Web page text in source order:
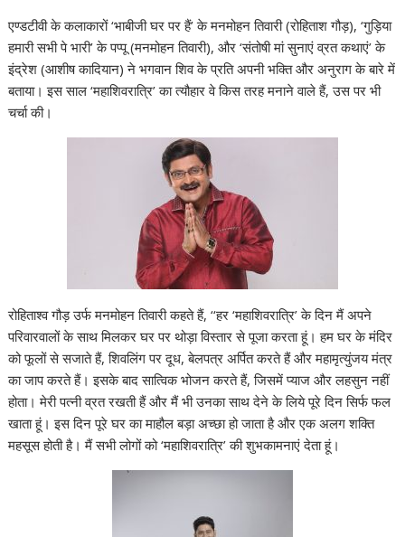
एण्डटीवी के कलाकारों ‘भाबीजी घर पर हैं’ के मनमोहन तिवारी (रोहिताश गौड़), ‘गुड़िया
हमारी सभी पे भारी’ के पप्पू (मनमोहन तिवारी), और ‘संतोषी मां सुनाएं व्रत कथाएं’ के
इंद्रेश (आशीष कादियान) ने भगवान शिव के प्रति अपनी भक्ति और अनुराग के बारे में
बताया। इस साल ‘महाशिवरात्रि’ का त्यौहार वे किस तरह मनाने वाले हैं, उस पर भी
चर्चा की।
रोहिताश्व गौड़ उर्फ मनमोहन तिवारी कहते हैं, ‘‘हर ‘महाशिवरात्रि’ के दिन मैं अपने
परिवारवालों के साथ मिलकर घर पर थोड़ा विस्तार से पूजा करता हूं। हम घर के मंदिर
को फूलों से सजाते हैं, शिवलिंग पर दूध, बेलपत्र अर्पित करते हैं और महामृत्युंजय मंत्र
का जाप करते हैं। इसके बाद सात्विक भोजन करते हैं, जिसमें प्याज और लहसुन नहीं
होता। मेरी पत्नी व्रत रखती हैं और मैं भी उनका साथ देने के लिये पूरे दिन सिर्फ फल
खाता हूं। इस दिन पूरे घर का माहौल बड़ा अच्छा हो जाता है और एक अलग शक्ति
महसूस होती है। मैं सभी लोगों को ‘महाशिवरात्रि’ की शुभकामनाएं देता हूं।